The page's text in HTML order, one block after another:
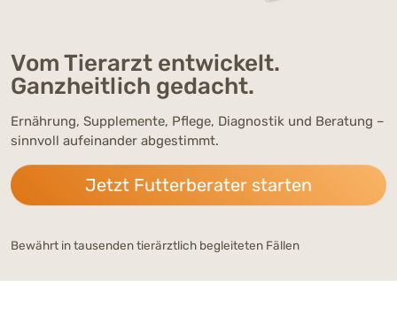
Vom Tierarzt entwickelt.
Ganzheitlich gedacht.
Ernährung, Supplemente, Pflege, Diagnostik und Beratung –
sinnvoll aufeinander abgestimmt.
Jetzt Futterberater starten
Bewährt in tausenden tierärztlich begleiteten Fällen
Tschüss Bonusprogramm,
hallo DGT Care Club!
Sammle Care-Punkte, freu Dich auf neue Vorteile und
entdecke zwei neue Highlights: Freunde werben und Deinen
Care Club entdecken
Die DGT ACADEMY
Deine Lernplattform für ganzheitliche Tiergesundheit!
Mehr erfahren
Ganzheitliche Tiermedizin mit
Herz
Deine Online-Beratung mit kompetenten Tierärzten und
Ernährungsexperten.
Jetzt Termin buchen